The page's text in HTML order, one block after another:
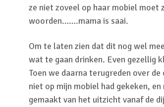
ze niet zoveel op haar mobiel moet
woorden…….mama is saai.
Om te laten zien dat dit nog wel
wat te gaan drinken. Even gezellig
Toen we daarna terugreden over
niet op mijn mobiel had gekeken,
gemaakt van het uitzicht vanaf de